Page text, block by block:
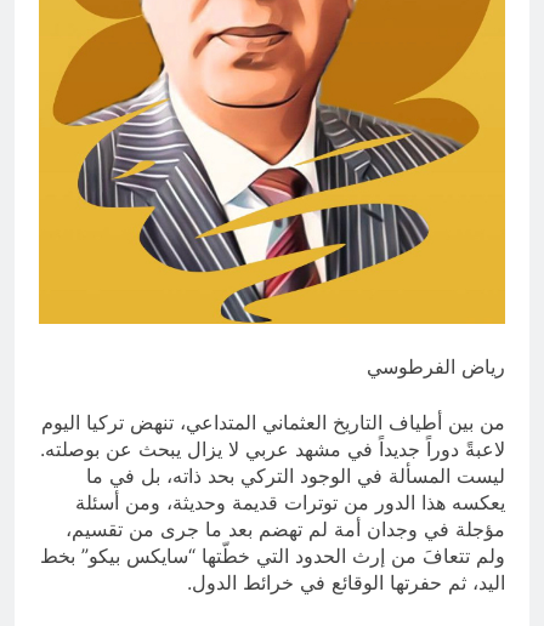
لهم الصلاة فلتقم طائفة منهم معك
وليأخذوا أٍسلحتهم)
12 ساعة Ago
مجلس عزاء حسيني (البصيرة في
القرآن الكريم وعند العباس عليه
السلام)12 ساعة Ago
رياض الفرطوسي
من بين أطياف التاريخ العثماني المتداعي، تنهض تركيا اليوم
لاعبةً دوراً جديداً في مشهد عربي لا يزال يبحث عن بوصلته.
ليست المسألة في الوجود التركي بحد ذاته، بل في ما
يعكسه هذا الدور من توترات قديمة وحديثة، ومن أسئلة
مؤجلة في وجدان أمة لم تهضم بعد ما جرى من تقسيم،
ولم تتعافَ من إرث الحدود التي خطّتها “سايكس بيكو” بخط
اليد، ثم حفرتها الوقائع في خرائط الدول.